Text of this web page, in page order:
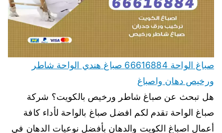
صباغ الواحة 66616884 صباغ هندي الواحة شاطر
ورخيص دهان واصباغ
هل تبحث عن صباغ شاطر ورخيص بالكويت؟ شركة
صباغ الواحة تقدم لكم افضل صباغ بالواحة لأداء كافة
أعمال اصباغ الكويت والدهان بأفضل نوعيات الدهان في